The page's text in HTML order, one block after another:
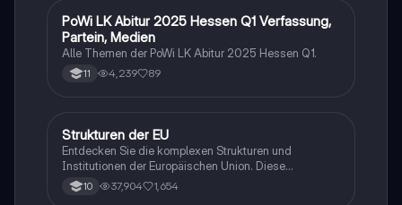
Wirtschaft und Recht
PoWi LK Abitur 2025 Hessen Q1 Verfassung,
Partein, Medien
Alle Themen der PoWi LK Abitur 2025 Hessen Q1.
11 4,239 89
Wirtschaft und Recht
Strukturen der EU
Entdecken Sie die komplexen Strukturen und
Institutionen der Europäischen Union. Diese
Zusammenfassung behandelt die Geschichte,
Verträge, Mitgliedstaaten, Kopenhagener Kriterien,
10 37,904 1,654